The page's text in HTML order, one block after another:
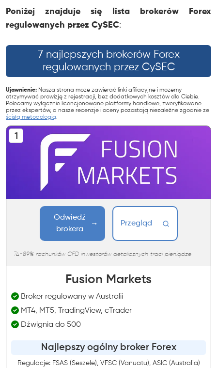
Poniżej znajduje się lista brokerów Forex
regulowanych przez CySEC:
7 najlepszych brokerów Forex
regulowanych przez CySEC
Ujawnienie: Nasza strona może zawierać linki afiliacyjne i możemy
otrzymywać prowizję z rejestracji, bez dodatkowych kosztów dla Ciebie.
Polecamy wyłącznie licencjonowane platformy handlowe, zweryfikowane
przez ekspertów, a nasze recenzje i oceny pozostają niezależne zgodnie ze
ścisłą metodologią.
Odwiedź
brokera
Przegląd
74-89% rachunków CFD inwestorów detalicznych traci pieniądze
Fusion Markets
Broker regulowany w Australii
MT4, MT5, TradingView, cTrader
Dźwignia do 500
Najlepszy ogólny broker Forex
Regulacje: FSAS (Seszele), VFSC (Vanuatu), ASIC (Australia)